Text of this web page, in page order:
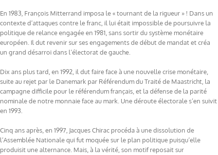
En 1983, François Mitterrand imposa le « tournant de la rigueur » ! Dans un
contexte d’attaques contre le franc, il lui était impossible de poursuivre la
politique de relance engagée en 1981, sans sortir du système monétaire
européen. Il dut revenir sur ses engagements de début de mandat et créa
un grand désarroi dans l’électorat de gauche.
Dix ans plus tard, en 1992, il dut faire face à une nouvelle crise monétaire,
suite au rejet par le Danemark par Référendum du Traité de Maastricht, la
campagne difficile pour le référendum français, et la défense de la parité
nominale de notre monnaie face au mark. Une déroute électorale s’en suivit
en 1993.
Cinq ans après, en 1997, Jacques Chirac procéda à une dissolution de
l’Assemblée Nationale qui fut moquée sur le plan politique puisqu’elle
produisit une alternance. Mais, à la vérité, son motif reposait sur